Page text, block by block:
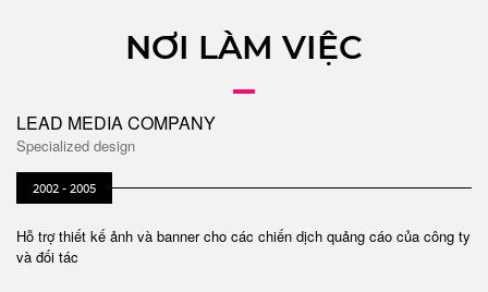
NƠI LÀM VIỆC
LEAD MEDIA COMPANY
Specialized design
2002 - 2005
Hỗ trợ thiết kế ảnh và banner cho các chiến dịch quảng cáo của công ty
và đối tác